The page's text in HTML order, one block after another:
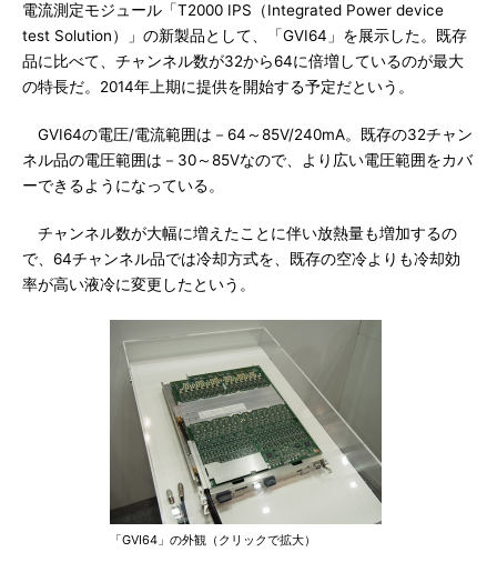
電流測定モジュール「T2000 IPS（Integrated Power device
test Solution）」の新製品として、「GVI64」を展示した。既存
品に比べて、チャンネル数が32から64に倍増しているのが最大
の特長だ。2014年上期に提供を開始する予定だという。
GVI64の電圧/電流範囲は－64～85V/240mA。既存の32チャン
ネル品の電圧範囲は－30～85Vなので、より広い電圧範囲をカバ
ーできるようになっている。
チャンネル数が大幅に増えたことに伴い放熱量も増加するの
で、64チャンネル品では冷却方式を、既存の空冷よりも冷却効
率が高い液冷に変更したという。
「GVI64」の外観（クリックで拡大）